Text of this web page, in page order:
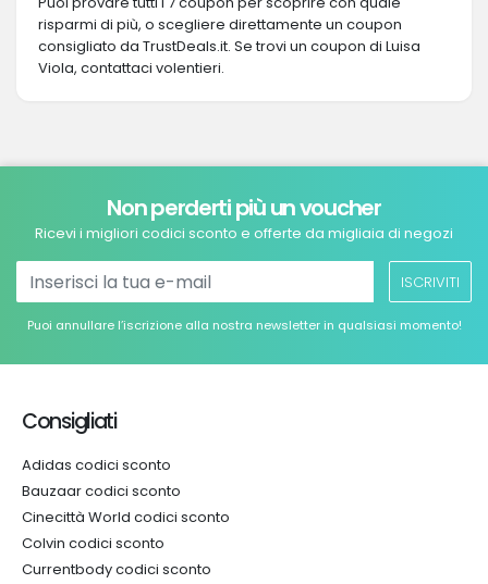
risparmi di più, o scegliere direttamente un coupon
consigliato da TrustDeals.it. Se trovi un coupon di Luisa
Viola, contattaci volentieri.
Non perderti più un voucher
Ricevi i migliori codici sconto e offerte da migliaia di negozi
ISCRIVITI
Puoi annullare l’iscrizione alla nostra newsletter in qualsiasi momento!
Consigliati
Adidas codici sconto
Bauzaar codici sconto
Cinecittà World codici sconto
Colvin codici sconto
Currentbody codici sconto